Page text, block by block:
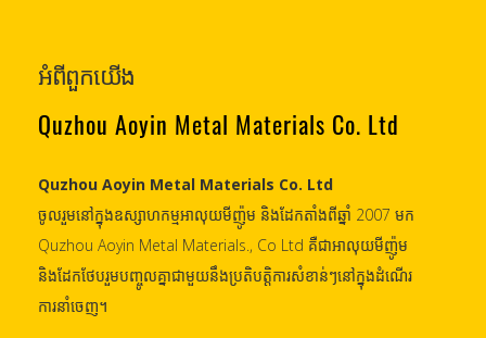
អំពីពួកយើង
Quzhou Aoyin Metal Materials Co. Ltd
Quzhou Aoyin Metal Materials Co. Ltd
ចូលរួមនៅក្នុងឧស្សាហកម្មអាលុយមីញ៉ូម និងដែកតាំងពីឆ្នាំ 2007 មក
Quzhou Aoyin Metal Materials., Co Ltd គឺជាអាលុយមីញ៉ូម
និងដែកថែបរួមបញ្ចូលគ្នាជាមួយនឹងប្រតិបត្តិការសំខាន់ៗនៅក្នុងដំណើរ
ការនាំចេញ។